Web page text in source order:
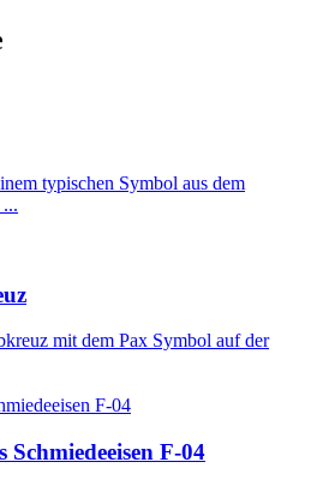
typischen Symbol aus dem
mit dem Pax Symbol auf der
F-04